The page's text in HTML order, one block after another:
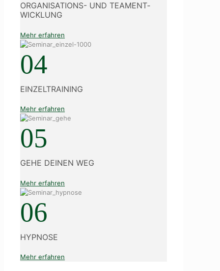
ORGANISATIONS- UND TEAMENT­
WICKLUNG
Mehr erfahren
04
EINZELTRAINING
Mehr erfahren
05
GEHE DEINEN WEG
Mehr erfahren
06
HYPNOSE
Mehr erfahren